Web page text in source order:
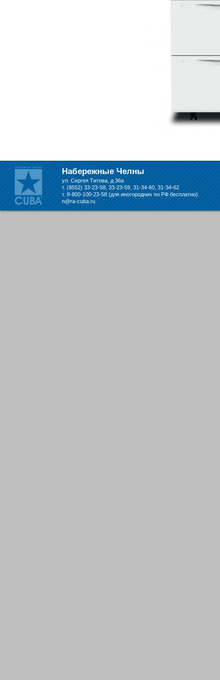
Набережные Челны
ул. Сергея Титова, д.36а
т. (8552) 33-23-58, 33-23-59, 31-34-60, 31-34-62
т. 8-800-100-23-58 (для иногородних по РФ бесплатно)
n@ra-cuba.ru